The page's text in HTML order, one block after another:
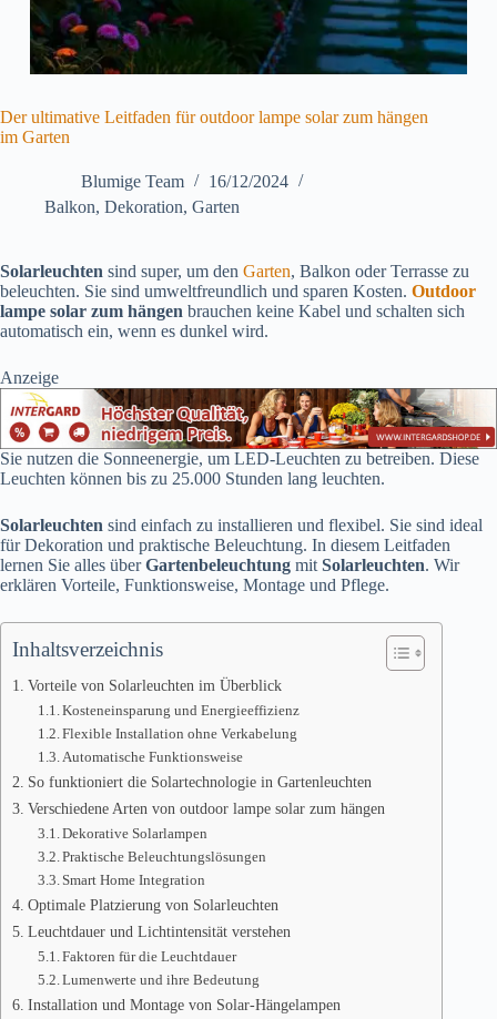
Der ultimative Leitfaden für outdoor lampe solar zum hängen
im Garten
Blumige Team
16/12/2024
Balkon, Dekoration, Garten
Solarleuchten sind super, um den Garten, Balkon oder Terrasse zu
beleuchten. Sie sind umweltfreundlich und sparen Kosten. Outdoor
lampe solar zum hängen brauchen keine Kabel und schalten sich
automatisch ein, wenn es dunkel wird.
Anzeige
Sie nutzen die Sonneenergie, um LED-Leuchten zu betreiben. Diese
Leuchten können bis zu 25.000 Stunden lang leuchten.
Solarleuchten sind einfach zu installieren und flexibel. Sie sind ideal
für Dekoration und praktische Beleuchtung. In diesem Leitfaden
lernen Sie alles überGartenbeleuchtung mitSolarleuchten. Wir
erklären Vorteile, Funktionsweise, Montage und Pflege.
Inhaltsverzeichnis
Vorteile von Solarleuchten im Überblick
Kosteneinsparung und Energieeffizienz
Flexible Installation ohne Verkabelung
Automatische Funktionsweise
So funktioniert die Solartechnologie in Gartenleuchten
Verschiedene Arten von outdoor lampe solar zum hängen
Dekorative Solarlampen
Praktische Beleuchtungslösungen
Smart Home Integration
Optimale Platzierung von Solarleuchten
Leuchtdauer und Lichtintensität verstehen
Faktoren für die Leuchtdauer
Lumenwerte und ihre Bedeutung
Installation und Montage von Solar-Hängelampen